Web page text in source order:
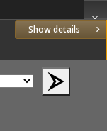
Show details